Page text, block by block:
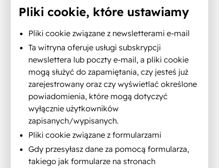
Pliki cookie, które ustawiamy
Pliki cookie związane z newsletterami e-mail
Ta witryna oferuje usługi subskrypcji
newslettera lub poczty e-mail, a pliki cookie
mogą służyć do zapamiętania, czy jesteś już
zarejestrowany oraz czy wyświetlać określone
powiadomienia, które mogą dotyczyć
wyłącznie użytkowników
zapisanych/wypisanych.
Pliki cookie związane z formularzami
Gdy przesyłasz dane za pomocą formularza,
takiego jak formularze na stronach